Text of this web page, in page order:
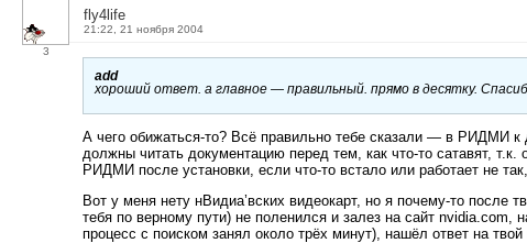
3
fly4life
21:22, 21 ноября 2004
add
хороший ответ. а главное — правильный. прямо в десятку.
А чего обижаться-то? Всё правильно тебе сказали — в РИДМИ к
должны читать документацию перед тем, как что-то сатавят,
РИДМИ после установки, если что-то встало или работает не
Вот у меня нету нВидиа’вских видеокарт, но я почему-то после
тебя по верному пути) не поленился и залез на сайт
процесс с поиском занял около трёх минут), нашёл ответ на твой